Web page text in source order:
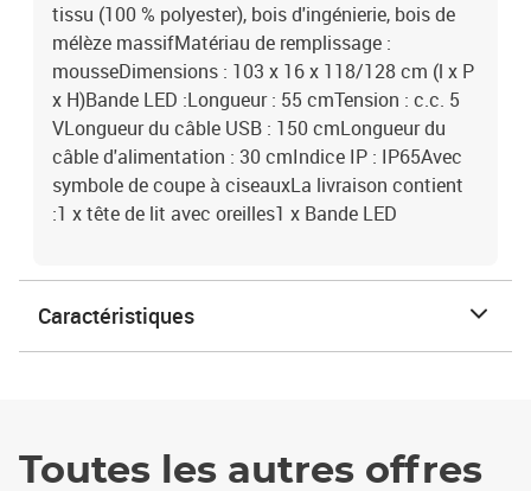
tissu (100 % polyester), bois d'ingénierie, bois de
mélèze massifMatériau de remplissage :
mousseDimensions : 103 x 16 x 118/128 cm (l x P
x H)Bande LED :Longueur : 55 cmTension : c.c. 5
VLongueur du câble USB : 150 cmLongueur du
câble d'alimentation : 30 cmIndice IP : IP65Avec
symbole de coupe à ciseauxLa livraison contient
:1 x tête de lit avec oreilles1 x Bande LED
Caractéristiques
Toutes les autres offres